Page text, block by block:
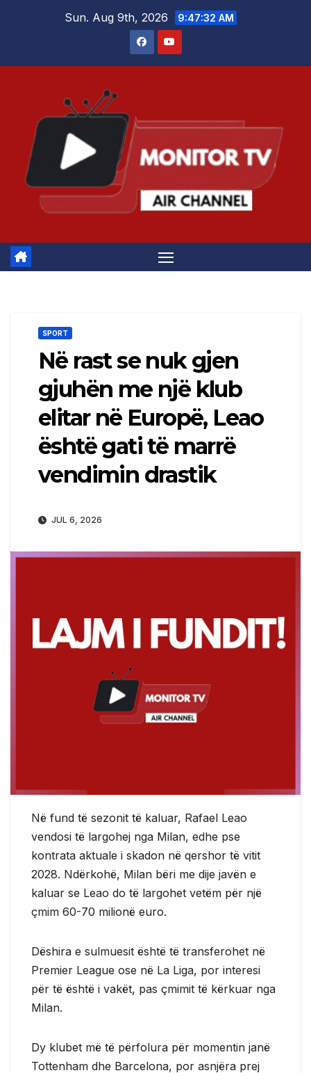
Sun. Aug 9th, 2026 9:47:32 AM
SPORT
Në rast se nuk gjen
gjuhën me një klub
elitar në Europë, Leao
është gati të marrë
vendimin drastik
JUL 6, 2026
Në fund të sezonit të kaluar, Rafael Leao
vendosi të largohej nga Milan, edhe pse
kontrata aktuale i skadon në qershor të vitit
2028. Ndërkohë, Milan bëri me dije javën e
kaluar se Leao do të largohet vetëm për një
çmim 60-70 milionë euro.
Dëshira e sulmuesit është të transferohet në
Premier League ose në La Liga, por interesi
për të është i vakët, pas çmimit të kërkuar nga
Milan.
Dy klubet më të përfolura për momentin janë
Tottenham dhe Barcelona, por asnjëra prej